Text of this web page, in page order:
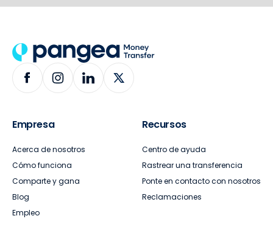
Empresa
Acerca de nosotros
Cómo funciona
Comparte y gana
Blog
Empleo
Recursos
Centro de ayuda
Rastrear una transferencia
Ponte en contacto con nosotros
Reclamaciones